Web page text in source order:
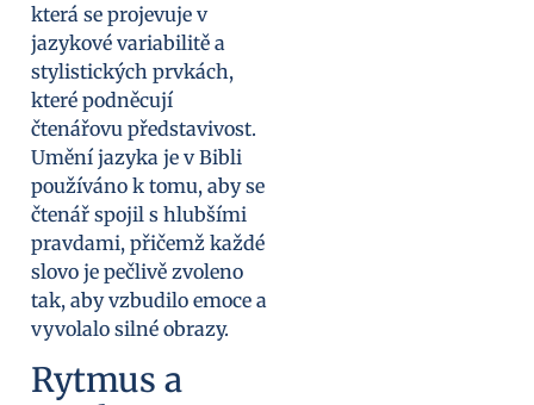
která se projevuje v
jazykové variabilitě a
stylistických prvkách,
které podněcují
čtenářovu představivost.
Umění jazyka je v Bibli
používáno k tomu, aby se
čtenář spojil s hlubšími
pravdami, přičemž každé
slovo je pečlivě zvoleno
tak, aby vzbudilo emoce a
vyvolalo silné obrazy.
Rytmus a